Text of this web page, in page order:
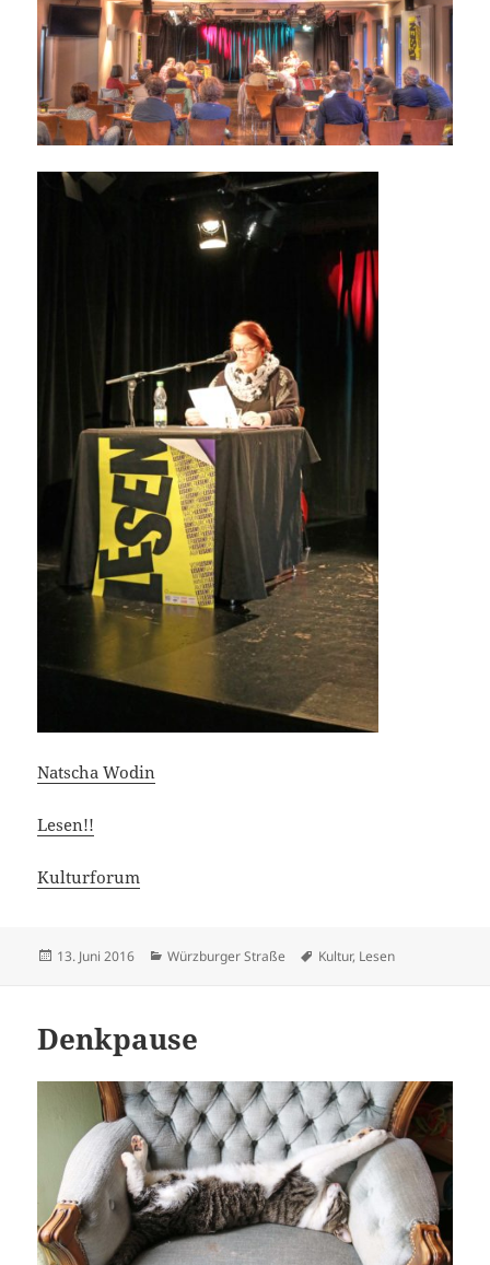
Natscha Wodin
Lesen!!
Kulturforum
Veröffentlicht
13. Juni 2016 Kategorien
Würzburger Straße Schlagwörter
Kultur, Lesen
Denkpause